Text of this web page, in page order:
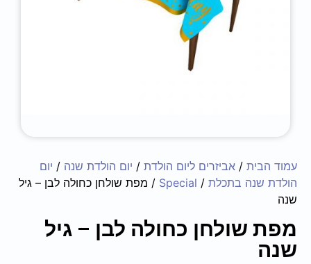
עמוד הבית / אביזרים ליום הולדת / יום הולדת שנה / יום
הולדת שנה בתכלת /
Special / מפת שולחן כחולה לבן – גיל
שנה
מפת שולחן כחולה לבן – גיל
שנה